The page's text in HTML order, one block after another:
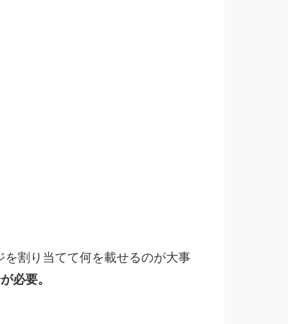
割り当てて何を載せるのが大事
必要。